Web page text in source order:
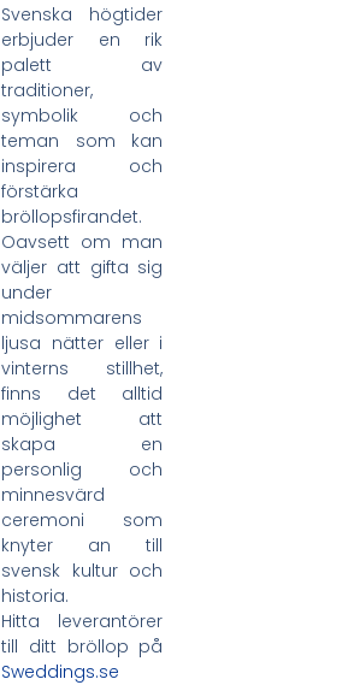
Svenska högtider
erbjuder en rik
palett av
traditioner,
symbolik och
teman som kan
inspirera och
förstärka
bröllopsfirandet.
Oavsett om man
väljer att gifta sig
under
midsommarens
ljusa nätter eller i
vinterns stillhet,
finns det alltid
möjlighet att
skapa en
personlig och
minnesvärd
ceremoni som
knyter an till
svensk kultur och
historia.
Hitta leverantörer
till ditt bröllop på
Sweddings.se